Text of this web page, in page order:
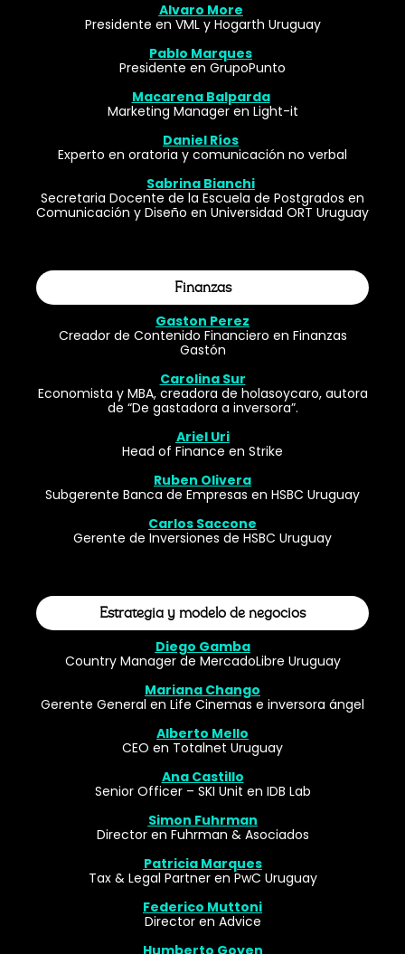
Alvaro More
Presidente en VML y Hogarth Uruguay
Pablo Marques
Presidente en GrupoPunto
Macarena Balparda
Marketing Manager en Light-it
Daniel Ríos
Experto en oratoria y comunicación no verbal
Sabrina Bianchi
Secretaria Docente de la Escuela de Postgrados en
Comunicación y Diseño en Universidad ORT Uruguay
Finanzas
Gaston Perez
Creador de Contenido Financiero en Finanzas
Gastón
Carolina Sur
Economista y MBA, creadora de holasoycaro, autora
de “De gastadora a inversora”.
Ariel Uri
Head of Finance en Strike
Ruben Olivera
Subgerente Banca de Empresas en HSBC Uruguay
Carlos Saccone
Gerente de Inversiones de HSBC Uruguay
Estrategia y modelo de negocios
Diego Gamba
Country Manager de MercadoLibre Uruguay
Mariana Chango
Gerente General en Life Cinemas e inversora ángel
Alberto Mello
CEO en Totalnet Uruguay
Ana Castillo
Senior Officer – SKI Unit en IDB Lab
Simon Fuhrman
Director en Fuhrman & Asociados
Patricia Marques
Tax & Legal Partner en PwC Uruguay
Federico Muttoni
Director en Advice